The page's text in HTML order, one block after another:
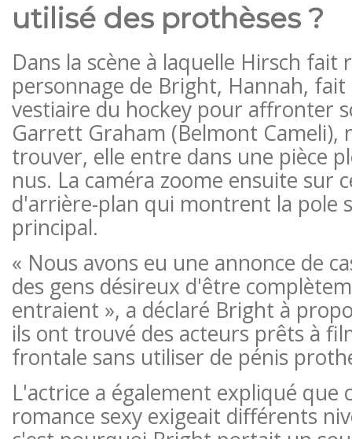
utilisé des prothèses ?
Dans la scène à laquelle Hirsch fait
personnage de Bright, Hannah,
vestiaire du hockey pour affronter
Garrett Graham (Belmont Cameli),
trouver, elle entre dans une pièce
nus. La caméra zoome ensuite sur
d'arrière-plan qui montrent la pole
principal.
« Nous avons eu une annonce de
des gens désireux d'être
entraient », a déclaré Bright à
ils ont trouvé des acteurs prêts à
frontale sans utiliser de pénis
L'actrice a également expliqué que
romance sexy exigeait différents